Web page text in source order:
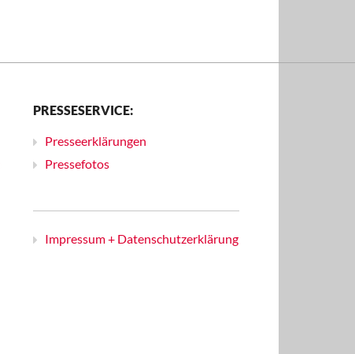
PRESSESERVICE:
Presseerklärungen
Pressefotos
Impressum + Datenschutzerklärung